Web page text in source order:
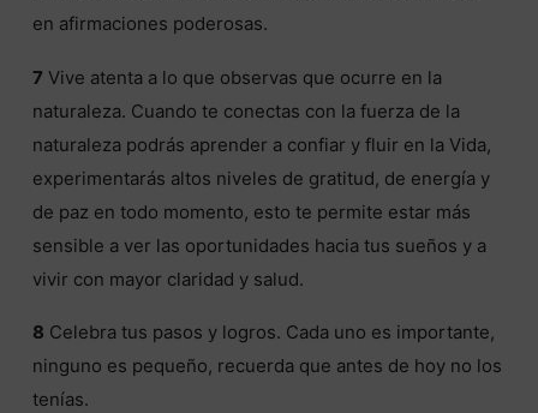
en afirmaciones poderosas.
7 Vive atenta a lo que observas que ocurre en la
naturaleza. Cuando te conectas con la fuerza de la
naturaleza podrás aprender a confiar y fluir en la Vida,
experimentarás altos niveles de gratitud, de energía y
de paz en todo momento, esto te permite estar más
sensible a ver las oportunidades hacia tus sueños y a
vivir con mayor claridad y salud.
8 Celebra tus pasos y logros. Cada uno es importante,
ninguno es pequeño, recuerda que antes de hoy no los
tenías.